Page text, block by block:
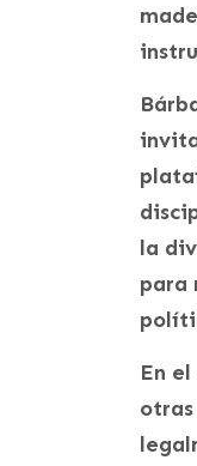
la
para
En